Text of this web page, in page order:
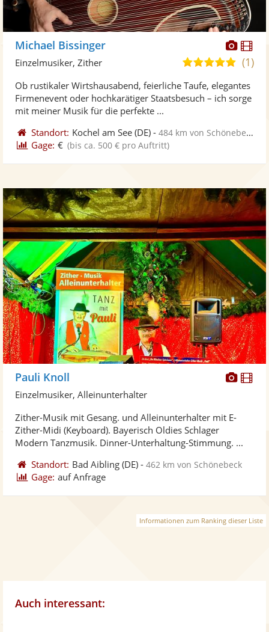
Fotos
Michael Bissinger
5,0
5
Sternen
(1)
Einzelmusiker, Zither
Ob rustikaler Wirtshausabend, feierliche Taufe, elegantes
Firmenevent oder hochkarätiger Staatsbesuch – ich sorge
mit meiner Musik für die perfekte ...
Standort: Kochel am See (DE) -484 km von Schönebeck
Gage: € (bis ca. 500 € pro Auftritt)
Pauli Knoll
Einzelmusiker, Alleinunterhalter
Zither-Musik mit Gesang. und Alleinunterhalter mit E-
Zither-Midi (Keyboard). Bayerisch Oldies Schlager
Modern Tanzmusik. Dinner-Unterhaltung-Stimmung. ...
Standort: Bad Aibling (DE) -462 km von Schönebeck
Gage: auf Anfrage
Informationen zum Ranking dieser Liste
Auch interessant: